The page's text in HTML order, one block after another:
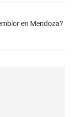
en Mendoza?